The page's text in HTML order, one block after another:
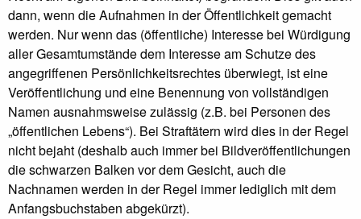
dann, wenn die Aufnahmen in der Öffentlichkeit gemacht
werden. Nur wenn das (öffentliche) Interesse bei Würdigung
aller Gesamtumstände dem Interesse am Schutze des
angegriffenen Persönlichkeitsrechtes überwiegt, ist eine
Veröffentlichung und eine Benennung von vollständigen
Namen ausnahmsweise zulässig (z.B. bei Personen des
„öffentlichen Lebens“). Bei Straftätern wird dies in der Regel
nicht bejaht (deshalb auch immer bei Bildveröffentlichungen
die schwarzen Balken vor dem Gesicht, auch die
Nachnamen werden in der Regel immer lediglich mit dem
Anfangsbuchstaben abgekürzt).